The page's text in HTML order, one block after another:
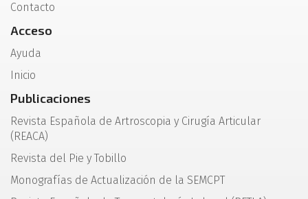
Contacto
Acceso
Ayuda
Inicio
Publicaciones
Revista Española de Artroscopia y Cirugía Articular
(REACA)
Revista del Pie y Tobillo
Monografías de Actualización de la SEMCPT